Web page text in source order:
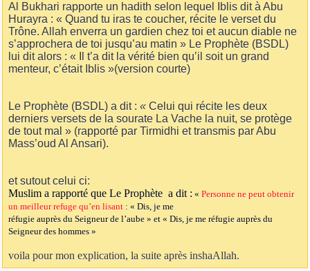
Al Bukhari rapporte un hadith selon lequel Iblis dit à Abu
Hurayra : « Quand tu iras te coucher, récite le verset du
Trône. Allah enverra un gardien chez toi et aucun diable ne
s’approchera de toi jusqu’au matin » Le Prophète (BSDL)
lui dit alors : « Il t’a dit la vérité bien qu’il soit un grand
menteur, c’était Iblis »(version courte)
Le Prophète (BSDL) a dit : « Celui qui récite les deux
derniers versets de la sourate La Vache la nuit, se protège
de tout mal » (rapporté par Tirmidhi et transmis par Abu
Mass’oud Al Ansari).
et sutout celui ci:
Muslim a rapporté que Le Prophète a dit : « Personne ne peut obtenir
un meilleur refuge qu’en lisant : « Dis, je me
réfugie auprès du Seigneur de l’aube » et « Dis, je me réfugie auprès du
Seigneur des hommes »
voila pour mon explication, la suite après inshaAllah.